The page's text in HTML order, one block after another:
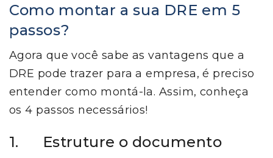
Como montar a sua DRE em 5
passos?
Agora que você sabe as vantagens que a
DRE pode trazer para a empresa, é preciso
entender como montá-la. Assim, conheça
os 4 passos necessários!
1. Estruture o documento